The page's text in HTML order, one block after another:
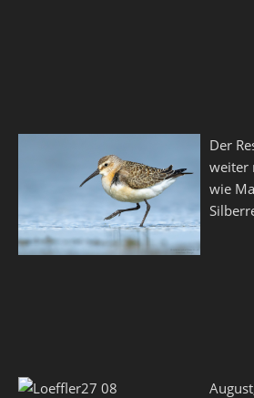
Der
weiter
wie